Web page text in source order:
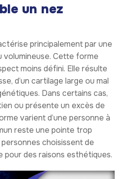
un nez
principalement par une
volumineuse. Cette forme
moins défini. Elle résulte
d’un cartilage large ou mal
Dans certains cas,
ou présente un excès de
varient d’une personne à
reste une pointe trop
choisissent de
des raisons esthétiques.